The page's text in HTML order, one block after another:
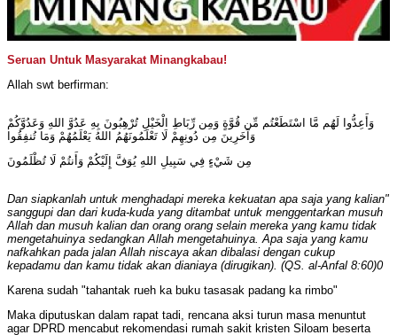
Seruan Untuk Masyarakat Minangkabau!
:Allah swt berfirman
وَأَعِدُّوا لَهُم مَّا اسْتَطَعْتُم مِّن قُوَّةٍ وَمِن رِّبَاطِ الْخَيْلِ تُرْهِبُونَ بِهِ عَدُوَّ اللهِ وَعَدُوَّكُمْ
وَآخَرِينَ مِن دُونِهِمْ لَا تَعْلَمُونَهُمُ اللهُ يَعْلَمُهُمْ وَمَا تُنفِقُوا
مِن شَيْءٍ فِي سَبِيلِ اللهِ يُوَفَّ إِلَيْكُمْ وَأَنتُمْ لَا تُظْلَمُونَ
"Dan siapkanlah untuk menghadapi mereka kekuatan apa saja yang kalian
sanggupi dan dari kuda-kuda yang ditambat untuk menggentarkan musuh
Allah dan musuh kalian dan orang orang selain mereka yang kamu tidak
mengetahuinya sedangkan Allah mengetahuinya. Apa saja yang kamu
nafkahkan pada jalan Allah niscaya akan dibalasi dengan cukup
kepadamu dan kamu tidak akan dianiaya (dirugikan). (QS. al-Anfal 8:60)0
Karena sudah "tahantak rueh ka buku tasasak padang ka rimbo"
Maka diputuskan dalam rapat tadi, rencana aksi turun masa menuntut
agar DPRD mencabut rekomendasi rumah sakit kristen Siloam beserta